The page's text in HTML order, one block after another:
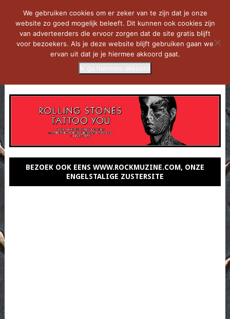
BEZOEK OOK EENS WWW.ROCKMUZINE.COM, ONZE
ENGELSTALIGE ZUSTERSITE
We gebruiken cookies om er zeker van te zijn dat je onze
website zo goed mogelijk beleeft. Dit kunnen ook cookies zijn
van adverteerders die ervoor zorgen dat de site gratis blijft
voor bezoekers. Als je deze website blijft gebruiken gaan we
ervan uit dat je je hiermee akkoord gaat.
Ik ga hiermee akkoord